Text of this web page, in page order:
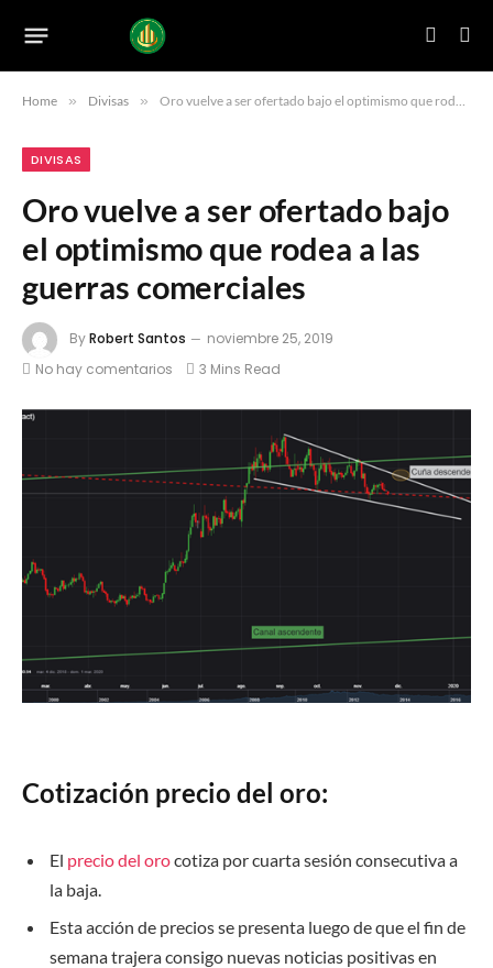
Home » Divisas » Oro vuelve a ser ofertado bajo el optimismo que rodea a las guerras comerciales
DIVISAS
Oro vuelve a ser ofertado bajo
el optimismo que rodea a las
guerras comerciales
ByRobert Santos
noviembre 25, 2019
No hay comentarios
3 Mins Read
Cotización precio del oro:
El precio del orocotiza por cuarta sesión consecutiva a
la baja.
Esta acción de precios se presenta luego de que el fin de
semana trajera consigo nuevas noticias positivas en